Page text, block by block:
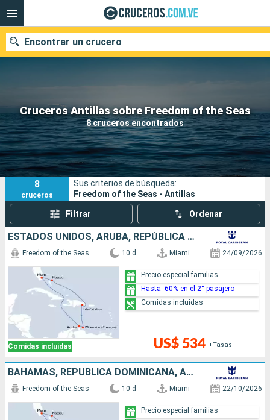
Cruceros Antillas sobre Freedom of the Seas
8 cruceros encontrados
Encontrar un crucero
Nuestros destinos
Fecha de salida
Puertos Compañías
Buscar
8
cruceros
Sus criterios de búsqueda:
Freedom of the Seas - Antillas
Filtrar Ordenar
ESTADOS UNIDOS, ARUBA, REPÚBLICA DOMINICANA, BAHAMAS
Comidas incluidas
Freedom of the Seas 10 d Miami 24/09/2026
US$ 534 +Tasas
Precio especial familias
Hasta -60% en el 2° pasajero
Comidas incluidas
BAHAMAS, REPÚBLICA DOMINICANA, ARUBA, ESTADOS UNIDOS
Freedom of the Seas 10 d Miami 22/10/2026
Precio especial familias